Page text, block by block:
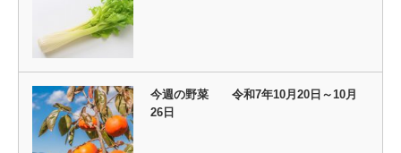
今週の野菜 令和7年10月20日～10月
26日